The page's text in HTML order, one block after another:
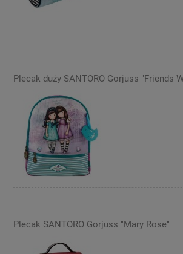
Plecak duży SANTORO Gorjuss "Friends
Plecak SANTORO Gorjuss "Mary Rose"